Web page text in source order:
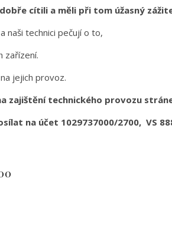
cítili a měli při tom úžasný
naši technici pečují o to,
zařízení.
jejich provoz.
zajištění technického provozu
na účet 1029737000/2700, VS